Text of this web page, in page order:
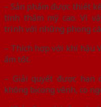
– Sản phẩm được thiết
tính thẩm mỹ cao. Vì
trình với những phong
– Thích hợp với khí hậu
ẩm tốt.
– Giải quyết được hạn
không bị cong vênh, co